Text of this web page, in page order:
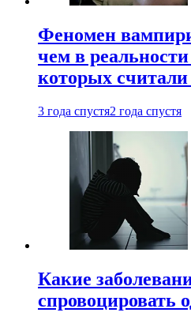
Феномен
чем в
которых
3 года спустя2 года спустя
Какие
спровоцировать